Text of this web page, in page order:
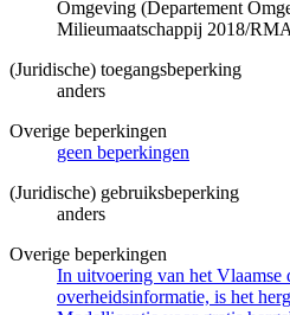
Omgeving (Departement
Milieumaatschappij 2018/
(Juridische) toegangsbeperking
anders
Overige beperkingen
geen beperkingen
(Juridische) gebruiksbeperking
anders
Overige beperkingen
In uitvoering van het Vlaamse
overheidsinformatie, is het